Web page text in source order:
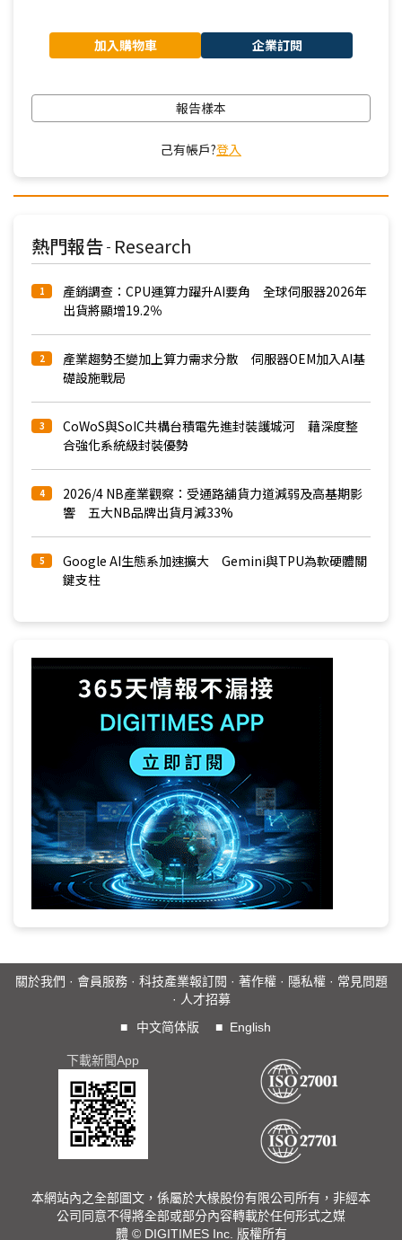
加入購物車 企業訂閱
報告樣本
己有帳戶?登入
熱門報告 - Research
1
產銷調查：CPU運算力躍升AI要角 全球伺服器2026年
出貨將顯增19.2％
2
產業趨勢丕變加上算力需求分散 伺服器OEM加入AI基
礎設施戰局
3
CoWoS與SoIC共構台積電先進封裝護城河 藉深度整
合強化系統級封裝優勢
4
2026/4 NB產業觀察：受通路舖貨力道減弱及高基期影
響 五大NB品牌出貨月減33%
5
Google AI生態系加速擴大 Gemini與TPU為軟硬體關
鍵支柱
關於我們 · 會員服務· 科技產業報訂閱 · 著作權· 隱私權· 常見問題
· 人才招募
■
中文简体版 ■ English
下載新聞App
本網站內之全部圖文，係屬於大椽股份有限公司所有，非經本
公司同意不得將全部或部分內容轉載於任何形式之媒
體 © DIGITIMES Inc. 版權所有